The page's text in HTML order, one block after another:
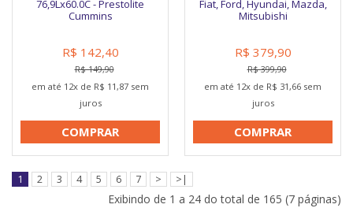
76,9Lx60.0C - Prestolite
Cummins
R$ 142,40
R$ 149,90
em até 12x de R$ 11,87 sem
juros
COMPRAR
Fiat, Ford, Hyundai, Mazda,
Mitsubishi
R$ 379,90
R$ 399,90
em até 12x de R$ 31,66 sem
juros
COMPRAR
1 2 3 4 5 6 7 > >|
Exibindo de 1 a 24 do total de 165 (7 páginas)